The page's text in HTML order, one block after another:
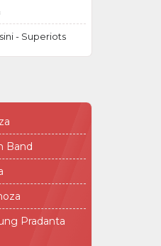
- Superiots
Band
Pradanta